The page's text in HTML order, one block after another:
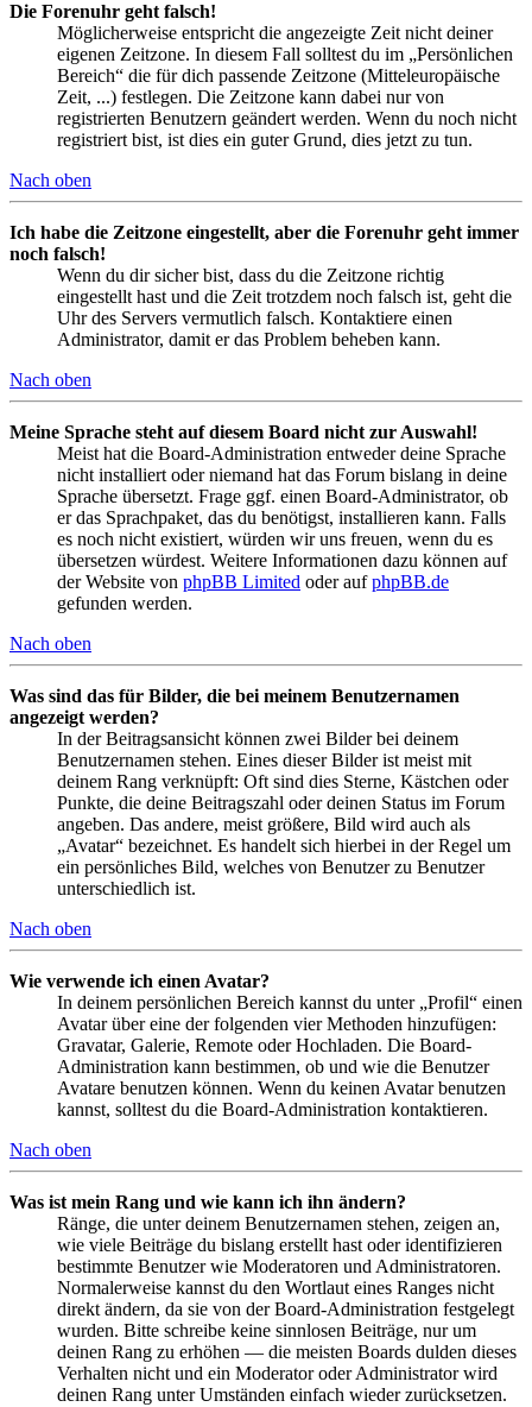
Die Forenuhr geht falsch!
Möglicherweise entspricht die angezeigte Zeit nicht deiner
eigenen Zeitzone. In diesem Fall solltest du im „Persönlichen
Bereich“ die für dich passende Zeitzone (Mitteleuropäische
Zeit, ...) festlegen. Die Zeitzone kann dabei nur von
registrierten Benutzern geändert werden. Wenn du noch nicht
registriert bist, ist dies ein guter Grund, dies jetzt zu tun.
Nach oben
Ich habe die Zeitzone eingestellt, aber die Forenuhr geht immer
noch falsch!
Wenn du dir sicher bist, dass du die Zeitzone richtig
eingestellt hast und die Zeit trotzdem noch falsch ist, geht die
Uhr des Servers vermutlich falsch. Kontaktiere einen
Administrator, damit er das Problem beheben kann.
Nach oben
Meine Sprache steht auf diesem Board nicht zur Auswahl!
Meist hat die Board-Administration entweder deine Sprache
nicht installiert oder niemand hat das Forum bislang in deine
Sprache übersetzt. Frage ggf. einen Board-Administrator, ob
er das Sprachpaket, das du benötigst, installieren kann. Falls
es noch nicht existiert, würden wir uns freuen, wenn du es
übersetzen würdest. Weitere Informationen dazu können auf
der Website von phpBB Limited oder aufphpBB.de
gefunden werden.
Nach oben
Was sind das für Bilder, die bei meinem Benutzernamen
angezeigt werden?
In der Beitragsansicht können zwei Bilder bei deinem
Benutzernamen stehen. Eines dieser Bilder ist meist mit
deinem Rang verknüpft: Oft sind dies Sterne, Kästchen oder
Punkte, die deine Beitragszahl oder deinen Status im Forum
angeben. Das andere, meist größere, Bild wird auch als
„Avatar“ bezeichnet. Es handelt sich hierbei in der Regel um
ein persönliches Bild, welches von Benutzer zu Benutzer
unterschiedlich ist.
Nach oben
Wie verwende ich einen Avatar?
In deinem persönlichen Bereich kannst du unter „Profil“ einen
Avatar über eine der folgenden vier Methoden hinzufügen:
Gravatar, Galerie, Remote oder Hochladen. Die Board-
Administration kann bestimmen, ob und wie die Benutzer
Avatare benutzen können. Wenn du keinen Avatar benutzen
kannst, solltest du die Board-Administration kontaktieren.
Nach oben
Was ist mein Rang und wie kann ich ihn ändern?
Ränge, die unter deinem Benutzernamen stehen, zeigen an,
wie viele Beiträge du bislang erstellt hast oder identifizieren
bestimmte Benutzer wie Moderatoren und Administratoren.
Normalerweise kannst du den Wortlaut eines Ranges nicht
direkt ändern, da sie von der Board-Administration festgelegt
wurden. Bitte schreibe keine sinnlosen Beiträge, nur um
deinen Rang zu erhöhen — die meisten Boards dulden dieses
Verhalten nicht und ein Moderator oder Administrator wird
deinen Rang unter Umständen einfach wieder zurücksetzen.